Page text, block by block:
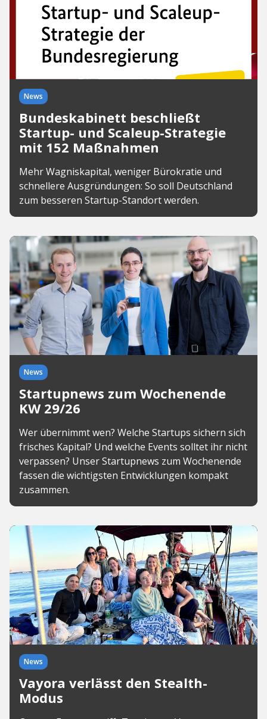
News
Bundeskabinett beschließt
Startup- und Scaleup-Strategie
mit 152 Maßnahmen
Mehr Wagniskapital, weniger Bürokratie und
schnellere Ausgründungen: So soll Deutschland
zum besseren Startup-Standort werden.
News
Startupnews zum Wochenende
KW 29/26
Wer übernimmt wen? Welche Startups sichern sich
frisches Kapital? Und welche Events solltet ihr nicht
verpassen? Unser Startupnews zum Wochenende
fassen die wichtigsten Entwicklungen kompakt
zusammen.
News
Vayora verlässt den Stealth-
Modus